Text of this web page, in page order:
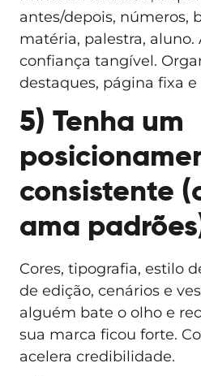
antes/depois, números,
matéria, palestra, aluno.
confiança tangível.
destaques, página fixa
5) Tenha um
consistente
ama
Cores, tipografia, estilo
de edição, cenários e
alguém bate o olho e
sua marca ficou forte.
acelera credibilidade.